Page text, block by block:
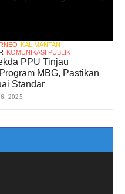
KALIMANTAN
KOMUNIKASI PUBLIK
PPU Tinjau
MBG, Pastikan
Standar
2025